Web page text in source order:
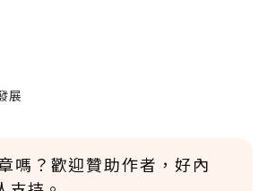
展
嗎？歡迎贊助作者，好內